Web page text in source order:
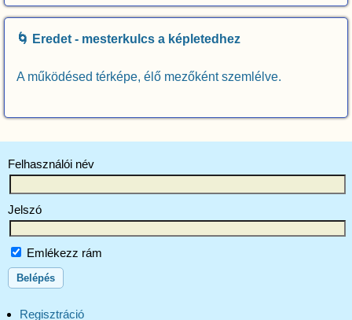
🌀 Eredet - mesterkulcs a képletedhez
A működésed térképe, élő mezőként szemlélve.
Felhasználói név
Jelszó
Emlékezz rám
Regisztráció